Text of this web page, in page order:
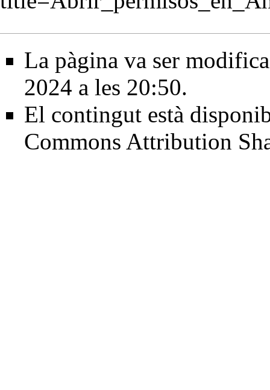
La pàgina va ser
2024 a les 20:50.
El contingut està
Commons Attribution